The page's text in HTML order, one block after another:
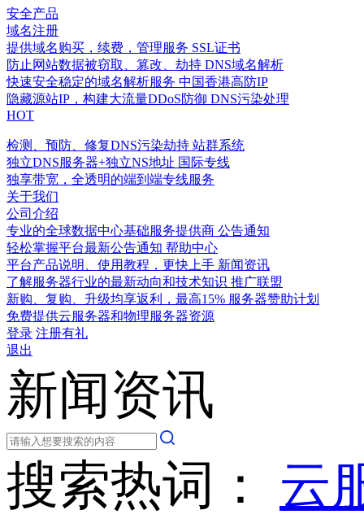
安全产品
域名注册
提供域名购买，续费，管理服务 SSL证书
防止网站数据被窃取、篡改、劫持 DNS域名解析
快速安全稳定的域名解析服务 中国香港高防IP
隐藏源站IP，构建大流量DDoS防御 DNS污染处理
HOT
检测、预防、修复DNS污染劫持 站群系统
独立DNS服务器+独立NS地址 国际专线
独享带宽，全透明的端到端专线服务
关于我们
公司介绍
专业的全球数据中心基础服务提供商 公告通知
轻松掌握平台最新公告通知 帮助中心
平台产品说明、使用教程，更快上手 新闻资讯
了解服务器行业的最新动向和技术知识 推广联盟
新购、复购、升级均享返利，最高15% 服务器赞助计划
免费提供云服务器和物理服务器资源
登录 注册有礼
退出
新闻资讯
搜索热词： 云